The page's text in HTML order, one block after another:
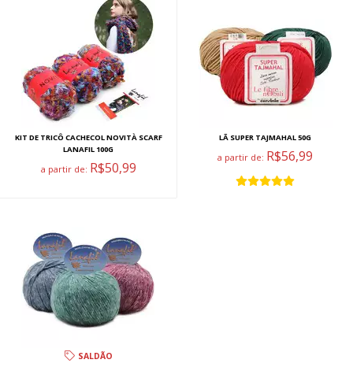
KIT DE TRICÔ CACHECOL NOVITÀ SCARF
LANAFIL 100G
a partir de: R$50,99
LÃ SUPER TAJMAHAL 50G
a partir de: R$56,99
SALDÃO